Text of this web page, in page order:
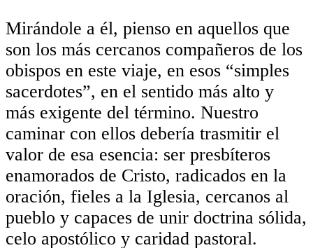
Mirándole a él, pienso en aquellos que
son los más cercanos compañeros de los
obispos en este viaje, en esos “simples
sacerdotes”, en el sentido más alto y
más exigente del término. Nuestro
caminar con ellos debería trasmitir el
valor de esa esencia: ser presbíteros
enamorados de Cristo, radicados en la
oración, fieles a la Iglesia, cercanos al
pueblo y capaces de unir doctrina sólida,
celo apostólico y caridad pastoral.